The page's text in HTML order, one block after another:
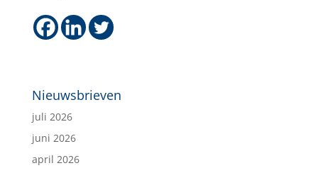
Nieuwsbrieven
juli 2026
juni 2026
april 2026